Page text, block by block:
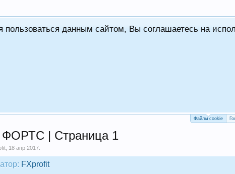
пользоваться данным сайтом, Вы соглашаетесь на
Файлы cookie
ФОРТС | Страница 1
18 апр 2017
FXprofit